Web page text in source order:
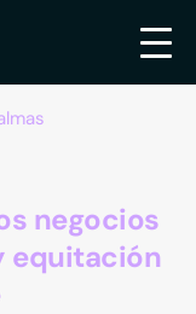
negocios
equitación